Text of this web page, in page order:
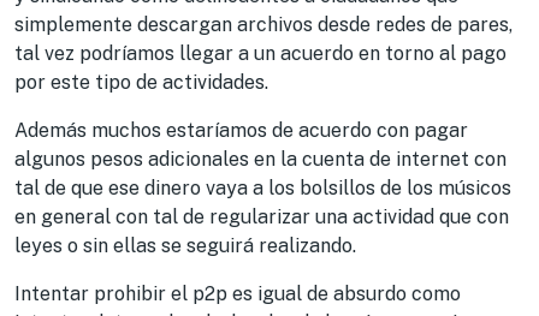
simplemente descargan archivos desde redes de pares,
tal vez podríamos llegar a un acuerdo en torno al pago
por este tipo de actividades.
Además muchos estaríamos de acuerdo con pagar
algunos pesos adicionales en la cuenta de internet con
tal de que ese dinero vaya a los bolsillos de los músicos
en general con tal de regularizar una actividad que con
leyes o sin ellas se seguirá realizando.
Intentar prohibir el p2p es igual de absurdo como